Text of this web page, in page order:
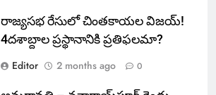
రాజ్యసభ రేసులో చింతకాయల విజయ్‌!
4దశాబ్దాల ప్రస్థానానికి ప్రతిఫలమా?
Editor
2 months ago 0